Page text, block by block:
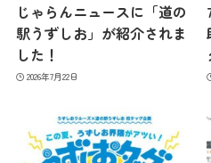
じゃらんニュースに「道の
駅うずしお」が紹介されま
した！
2026年7月22日